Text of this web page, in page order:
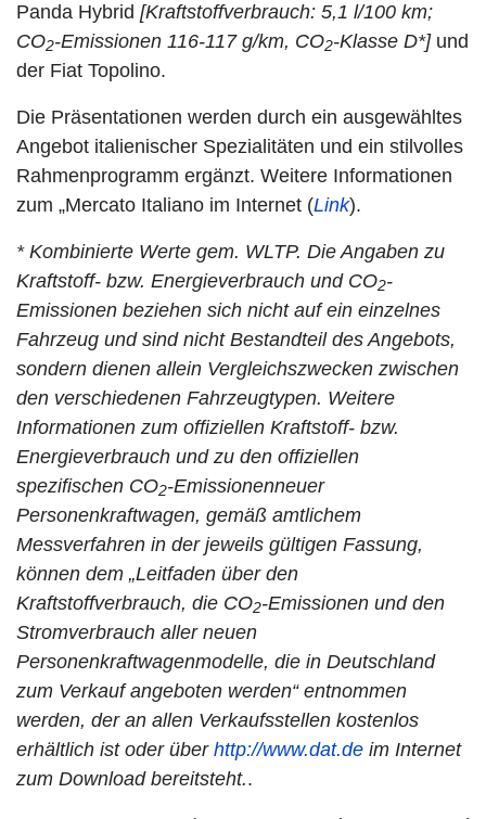
Panda Hybrid [Kraftstoffverbrauch: 5,1 l/100 km;
CO2-Emissionen 116-117 g/km, CO2-Klasse D*] und
der Fiat Topolino.
Die Präsentationen werden durch ein ausgewähltes
Angebot italienischer Spezialitäten und ein stilvolles
Rahmenprogramm ergänzt. Weitere Informationen
zum „Mercato Italiano im Internet (Link).
* Kombinierte Werte gem. WLTP. Die Angaben zu
Kraftstoff- bzw. Energieverbrauch und CO2-
Emissionen beziehen sich nicht auf ein einzelnes
Fahrzeug und sind nicht Bestandteil des Angebots,
sondern dienen allein Vergleichszwecken zwischen
den verschiedenen Fahrzeugtypen. Weitere
Informationen zum offiziellen Kraftstoff- bzw.
Energieverbrauch und zu den offiziellen
spezifischen CO2-Emissionenneuer
Personenkraftwagen, gemäß amtlichem
Messverfahren in der jeweils gültigen Fassung,
können dem „Leitfaden über den
Kraftstoffverbrauch, die CO2-Emissionen und den
Stromverbrauch aller neuen
Personenkraftwagenmodelle, die in Deutschland
zum Verkauf angeboten werden“ entnommen
werden, der an allen Verkaufsstellen kostenlos
erhältlich ist oder über http://www.dat.de im Internet
zum Download bereitsteht..